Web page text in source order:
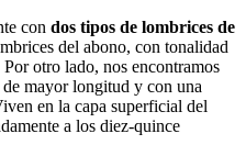
con dos tipos de lombrices de
del abono, con tonalidad
otro lado, nos encontramos
mayor longitud y con una
en la capa superficial del
a los diez-quince